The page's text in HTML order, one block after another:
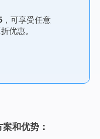
，可享受任意
优惠。
和优势：